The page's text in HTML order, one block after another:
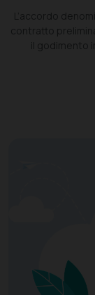
L’accordo
contratto
il